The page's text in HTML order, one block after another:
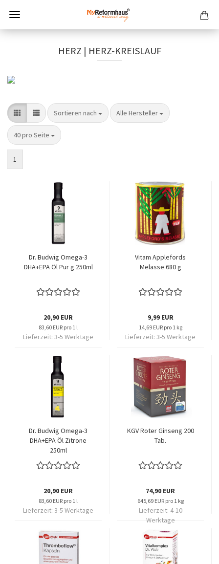
HERZ | HERZ-KREISLAUF
Sortieren nach
Sortieren nach Alle Hersteller
pro Seite
40 pro Seite
pro Seite
1
Dr. Budwig Omega-3
DHA+EPA Öl Pur g 250ml
20,90 EUR
83,60 EUR pro 1 l
Lieferzeit: 3-5 Werktage
Vitam Applefords
Melasse 680 g
9,99 EUR
14,69 EUR pro 1 kg
Lieferzeit: 3-5 Werktage
Dr. Budwig Omega-3
DHA+EPA Öl Zitrone
250ml
20,90 EUR
83,60 EUR pro 1 l
Lieferzeit: 3-5 Werktage
KGV Roter Ginseng 200
Tab.
74,90 EUR
645,69 EUR pro 1 kg
Lieferzeit: 4-10
Werktage